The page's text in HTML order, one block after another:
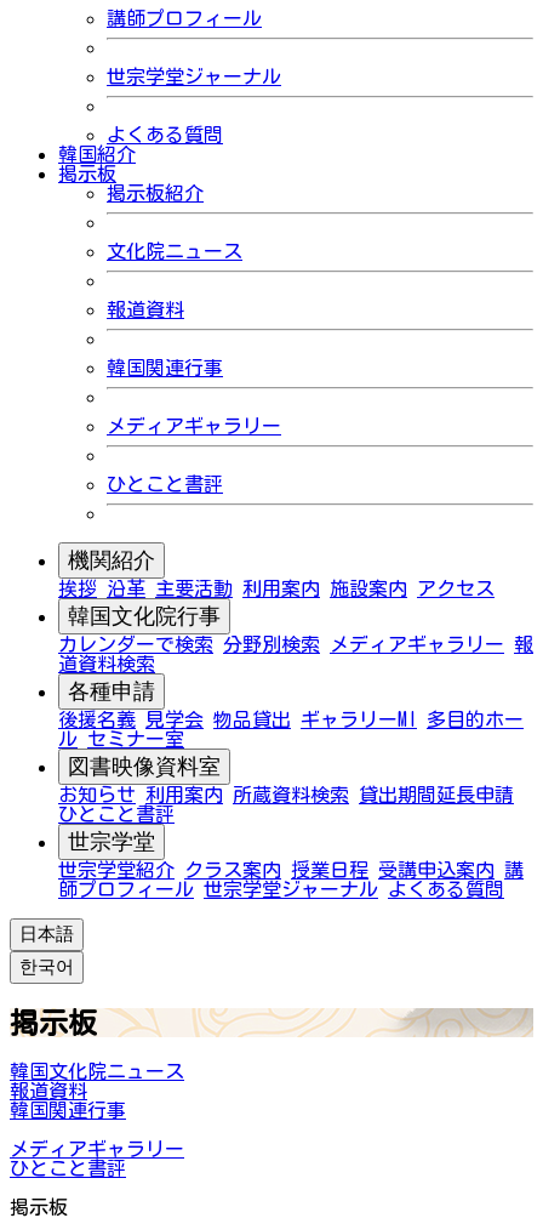
講師プロフィール
世宗学堂ジャーナル
よくある質問
韓国紹介
掲示板
掲示板紹介
文化院ニュース
報道資料
韓国関連行事
メディアギャラリー
ひとこと書評
機関紹介
挨拶 沿革 主要活動 利用案内 施設案内 アクセス
韓国文化院行事
カレンダーで検索 分野別検索 メディアギャラリー 報
道資料検索
各種申請
後援名義 見学会 物品貸出 ギャラリーMI
多目的ホー
ル セミナー室
図書映像資料室
お知らせ 利用案内 所蔵資料検索
貸出期間延長申請
ひとこと書評
世宗学堂
世宗学堂紹介 クラス案内 授業日程 受講申込案内 講
師プロフィール 世宗学堂ジャーナル よくある質問
日本語
한국어
掲示板
韓国文化院ニュース
報道資料
韓国関連行事
メディアギャラリー
ひとこと書評
掲示板